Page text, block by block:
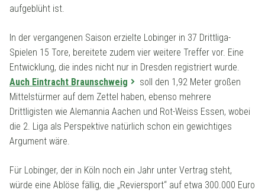
aufgeblüht ist.
In der vergangenen Saison erzielte Lobinger in 37 Drittliga-
Spielen 15 Tore, bereitete zudem vier weitere Treffer vor. Eine
Entwicklung, die indes nicht nur in Dresden registriert wurde.
Auch Eintracht Braunschweig
soll den 1,92 Meter großen
Mittelstürmer auf dem Zettel haben, ebenso mehrere
Drittligisten wie Alemannia Aachen und Rot-Weiss Essen, wobei
die 2. Liga als Perspektive natürlich schon ein gewichtiges
Argument wäre.
Für Lobinger, der in Köln noch ein Jahr unter Vertrag steht,
würde eine Ablöse fällig, die „Reviersport“ auf etwa 300.000 Euro